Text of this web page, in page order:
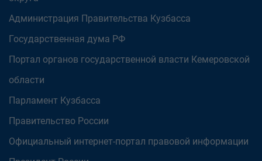
Администрация Правительства Кузбасса
Государственная дума РФ
Портал органов государственной власти Кемеровской
области
Парламент Кузбасса
Правительство России
Официальный интернет-портал правовой информации